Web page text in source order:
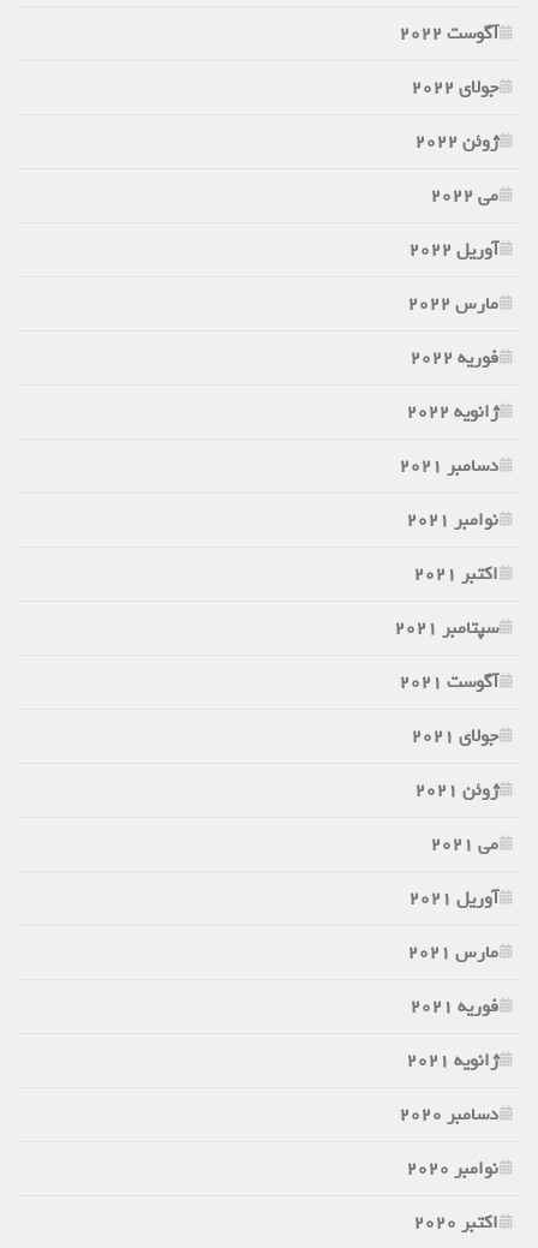
آگوست 2022
جولای 2022
ژوئن 2022
می 2022
آوریل 2022
مارس 2022
فوریه 2022
ژانویه 2022
دسامبر 2021
نوامبر 2021
اکتبر 2021
سپتامبر 2021
آگوست 2021
جولای 2021
ژوئن 2021
می 2021
آوریل 2021
مارس 2021
فوریه 2021
ژانویه 2021
دسامبر 2020
نوامبر 2020
اکتبر 2020